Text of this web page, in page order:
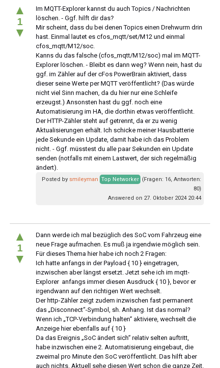
▲
1
▼
Im MQTT-Explorer kannst du auch Topics / Nachrichten
löschen. - Ggf. hilft dir das?
Mir scheint, dass du bei denen Topics einen Drehwurm drin
hast. Einmal lautet es cfos_mqtt/set/M12 und einmal
cfos_mqtt/M12/soc.
Kanns du das falsche (cfos_mqtt/M12/soc) mal im MQTT-
Explorer löschen. - Bleibt es dann weg? Wenn nein, hast du
ggf. im Zähler auf der cFos PowerBrain aktiviert, dass
dieser seine Werte per MQTT veröffentlicht? (Das würde
nicht viel Sinn machen, da du hier nur eine Schleife
erzeugst.) Ansonsten hast du ggf. noch eine
Automatisierung im HA, die dorthin etwas veröffentlicht.
Der HTTP-Zähler steht auf getrennt, da er zu wenig
Aktualisierungen erhält. Ich schicke meiner Hausbatterie
jede Sekunde ein Update, damit habe ich das Problem
nicht. - Ggf. müsstest du alle paar Sekunden ein Update
senden (notfalls mit einem Lastwert, der sich regelmäßig
ändert).
Posted by smileyman Top Networker (Fragen: 16, Antworten:
80)
Answered on 27. Oktober 2024 20:44
▲
1
▼
Dann werde ich mal bezüglich des SoC vom Fahrzeug eine
neue Frage aufmachen. Es muß ja irgendwie möglich sein.
Für dieses Thema hier habe ich noch 2 Fragen:
Ich hatte anfangs in der Payload { 10 } eingetragen,
inzwischen aber längst ersetzt. Jetzt sehe ich im mqtt-
Explorer anfangs immer diesen Ausdruck { 10 }, bevor er
irgendwann auf den richtigen Wert wechselt.
Der http-Zähler zeigt zudem inzwischen fast permanent
das „Disconnect“-Symbol, sh. Anhang. Ist das normal?
Wenn ich „TCP-Verbindung halten“ aktiviere, wechselt die
Anzeige hier ebenfalls auf { 10 }
Da das Ereignis „SoC ändert sich“ relativ selten auftritt,
habe inzwischen eine 2. Automatisierung eingebaut, die
zweimal pro Minute den SoC veröffentlicht. Das hilft aber
auch nichts. Aktuell sehe diesen Wert schon die ganze Zeit.